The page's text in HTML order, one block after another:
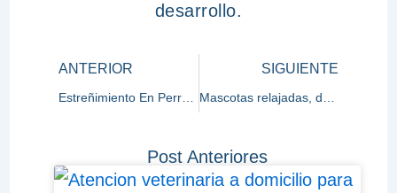
desarrollo.
Prev
ANTERIOR
Estreñimiento En Perros: Cuando Preocuparse
SIGUIENTE
Post Anteriores